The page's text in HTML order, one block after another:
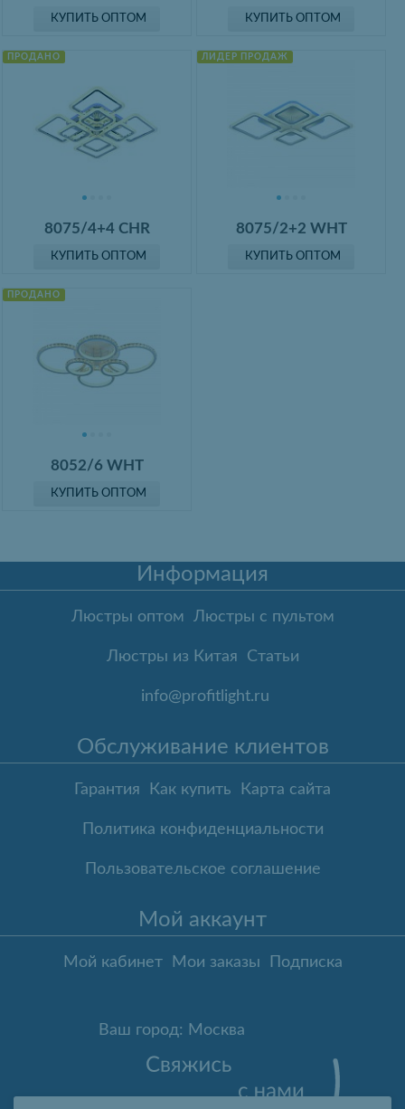
КУПИТЬ ОПТОМ КУПИТЬ ОПТОМ
ПРОДАНО
8075/4+4 CHR
КУПИТЬ ОПТОМ
ЛИДЕР ПРОДАЖ
8075/2+2 WHT
КУПИТЬ ОПТОМ
ПРОДАНО
8052/6 WHT
КУПИТЬ ОПТОМ
Информация
Люстры оптом Люстры с пультом
Люстры из Китая Статьи
info@profitlight.ru
Обслуживание клиентов
Гарантия Как купить Карта сайта
Политика конфиденциальности
Пользовательское соглашение
Мой аккаунт
Мой кабинет Мои заказы Подписка
Ваш город: Москва